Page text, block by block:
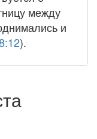
между
и
).